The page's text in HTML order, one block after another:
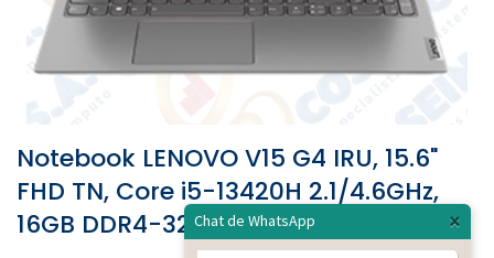
Notebook LENOVO V15 G4 IRU, 15.6"
FHD TN, Core i5-13420H 2.1/4.6GHz,
16GB DDR4-3200MHz / 83A100P2LM...
Chat de WhatsApp ×